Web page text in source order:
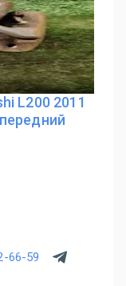
L200 2011
66-59